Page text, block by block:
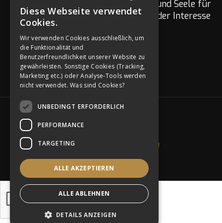
Wir Hochzeitspoeten sind mit Herz und Seele für
euch da. Fragen zu eurer Hochzeit oder Interesse
SOCIAL MEDIA
Ich will Hochzeitspoet werden
AGB
GERMAN
Diese Webseite verwendet
Cookies.
Wir verwenden Cookies ausschließlich, um
die Funktionalität und
Benutzerfreundlichkeit unserer Website zu
gewährleisten. Sonstige Cookies (Tracking,
Marketing etc.) oder Analyse-Tools werden
nicht verwendet.Was sind Cookies?
UNBEDINGT ERFORDERLICH
PERFORMANCE
TARGETING
ALLE AKZEPTIEREN
ALLE ABLEHNEN
DETAILS ANZEIGEN